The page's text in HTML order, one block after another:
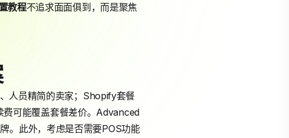
教程不追求面面俱到，而是聚焦
人员精简的卖家；Shopify套餐
费可能覆盖套餐差价。Advanced
。此外，考虑是否需要POS功能